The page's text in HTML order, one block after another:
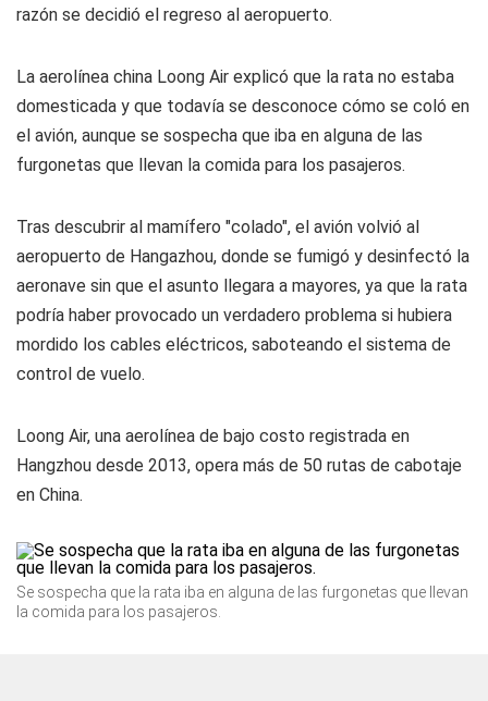
razón se decidió el regreso al aeropuerto.
La aerolínea china Loong Air explicó que la rata no estaba
domesticada y que todavía se desconoce cómo se coló en
el avión, aunque se sospecha que iba en alguna de las
furgonetas que llevan la comida para los pasajeros.
Tras descubrir al mamífero "colado", el avión volvió al
aeropuerto de Hangazhou, donde se fumigó y desinfectó la
aeronave sin que el asunto llegara a mayores, ya que la rata
podría haber provocado un verdadero problema si hubiera
mordido los cables eléctricos, saboteando el sistema de
control de vuelo.
Loong Air, una aerolínea de bajo costo registrada en
Hangzhou desde 2013, opera más de 50 rutas de cabotaje
en China.
Se sospecha que la rata iba en alguna de las furgonetas que llevan
la comida para los pasajeros.